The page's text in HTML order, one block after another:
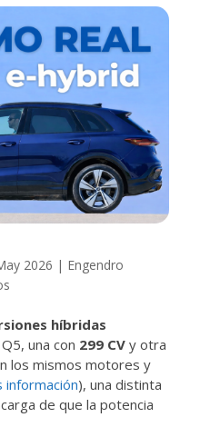
2026 | Engendro
híbridas
una con 299 CVy otra
los mismos motores y
información), una distinta
de que la potencia